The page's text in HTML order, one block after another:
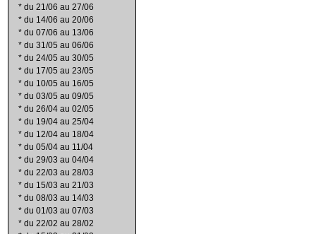
* du 21/06 au 27/06
* du 14/06 au 20/06
* du 07/06 au 13/06
* du 31/05 au 06/06
* du 24/05 au 30/05
* du 17/05 au 23/05
* du 10/05 au 16/05
* du 03/05 au 09/05
* du 26/04 au 02/05
* du 19/04 au 25/04
* du 12/04 au 18/04
* du 05/04 au 11/04
* du 29/03 au 04/04
* du 22/03 au 28/03
* du 15/03 au 21/03
* du 08/03 au 14/03
* du 01/03 au 07/03
* du 22/02 au 28/02